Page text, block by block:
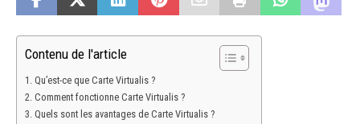
Contenu de l'article
Qu’est-ce que Carte Virtualis ?
Comment fonctionne Carte Virtualis ?
Quels sont les avantages de Carte Virtualis ?